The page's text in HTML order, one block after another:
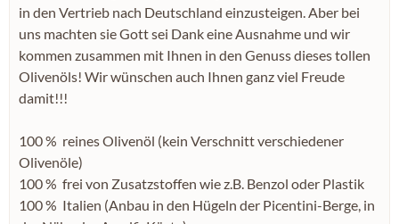
in den Vertrieb nach Deutschland einzusteigen. Aber bei
uns machten sie Gott sei Dank eine Ausnahme und wir
kommen zusammen mit Ihnen in den Genuss dieses tollen
Olivenöls! Wir wünschen auch Ihnen ganz viel Freude
damit!!!
100 % reines Olivenöl (kein Verschnitt verschiedener
Olivenöle)
100 % frei von Zusatzstoffen wie z.B. Benzol oder Plastik
100 % Italien (Anbau in den Hügeln der Picentini-Berge , in